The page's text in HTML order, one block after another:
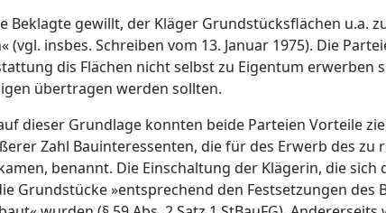
Beklagte gewillt, der Kläger Grundstücksflächen u.a.
(vgl. insbes. Schreiben vom 13. Januar 1975). Die
dis Flächen nicht selbst zu Eigentum
übertragen werden sollten.
dieser Grundlage konnten beide Parteien Vorteile
Zahl Bauinteressenten, die für des Erwerb des
benannt. Die Einschaltung der Klägerin, die
Grundstücke »entsprechend den Festsetzungen